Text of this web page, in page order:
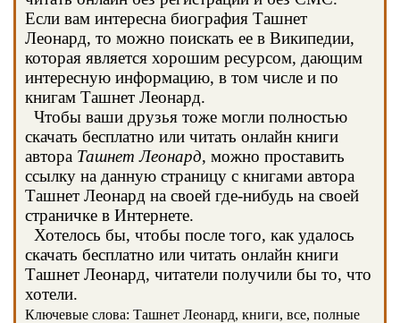
Если вам интересна биография Ташнет
Леонард, то можно поискать ее в Википедии,
которая является хорошим ресурсом, дающим
интересную информацию, в том числе и по
книгам Ташнет Леонард.
Чтобы ваши друзья тоже могли полностью
скачать бесплатно или читать онлайн книги
автора Ташнет Леонард, можно проставить
ссылку на данную страницу с книгами автора
Ташнет Леонард на своей где-нибудь на своей
страничке в Интернете.
Хотелось бы, чтобы после того, как удалось
скачать бесплатно или читать онлайн книги
Ташнет Леонард, читатели получили бы то, что
хотели.
Ключевые слова: Ташнет Леонард, книги, все, полные